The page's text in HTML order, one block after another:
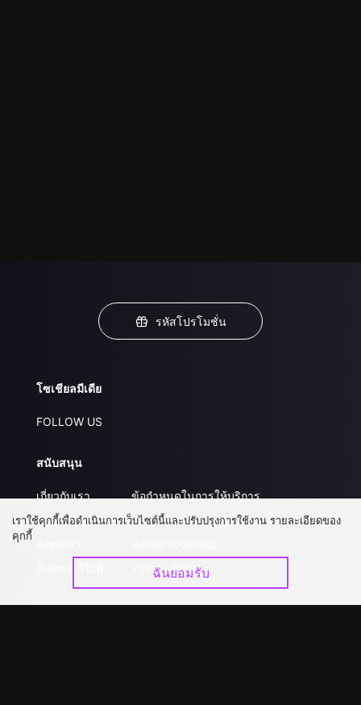
รหัสโปรโมชั่น
โซเชียลมีเดีย
FOLLOW US
สนับสนุน
เกี่ยวกับเรา
คำถามที่พบบ่อย
ข้อกำหนดในการให้บริการ
นโยบายความเป็นส่วนตัว
ร่วมงานกับเรา
เราใช้คุกกี้เพื่อดำเนินการเว็บไซต์นี้และปรับปรุงการใช้งาน รายละเอียดของ
คุกกี้
ฉันยอมรับ